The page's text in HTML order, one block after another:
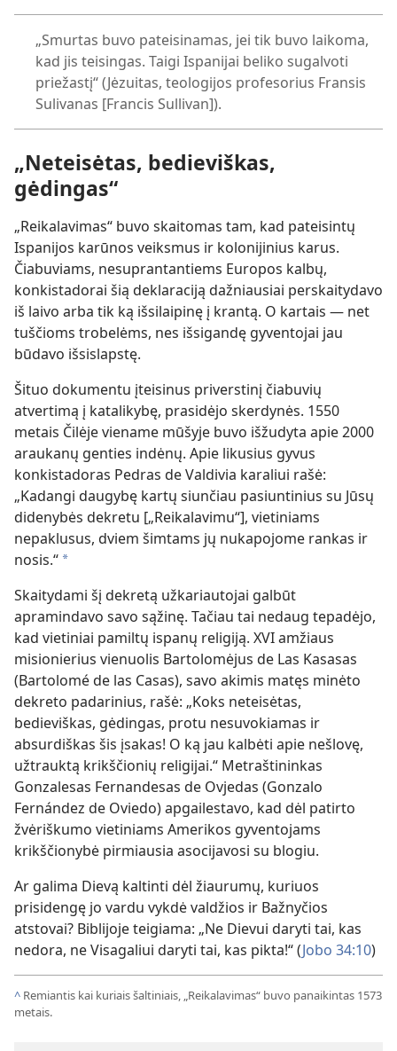
„Smurtas buvo pateisinamas, jei tik buvo laikoma,
kad jis teisingas. Taigi Ispanijai beliko sugalvoti
priežastį“ (Jėzuitas, teologijos profesorius Fransis
Sulivanas [Francis Sullivan]).
„Neteisėtas, bedieviškas,
gėdingas“
„Reikalavimas“ buvo skaitomas tam, kad pateisintų
Ispanijos karūnos veiksmus ir kolonijinius karus.
Čiabuviams, nesuprantantiems Europos kalbų,
konkistadorai šią deklaraciją dažniausiai perskaitydavo
iš laivo arba tik ką išsilaipinę į krantą. O kartais — net
tuščioms trobelėms, nes išsigandę gyventojai jau
būdavo išsislapstę.
Šituo dokumentu įteisinus priverstinį čiabuvių
atvertimą į katalikybę, prasidėjo skerdynės. 1550
metais Čilėje viename mūšyje buvo išžudyta apie 2000
araukanų genties indėnų. Apie likusius gyvus
konkistadoras Pedras de Valdivia karaliui rašė:
„Kadangi daugybę kartų siunčiau pasiuntinius su Jūsų
didenybės dekretu [„Reikalavimu“], vietiniams
nepaklusus, dviem šimtams jų nukapojome rankas ir
nosis.“ *
Skaitydami šį dekretą užkariautojai galbūt
apramindavo savo sąžinę. Tačiau tai nedaug tepadėjo,
kad vietiniai pamiltų ispanų religiją. XVI amžiaus
misionierius vienuolis Bartolomėjus de Las Kasasas
(Bartolomé de las Casas), savo akimis matęs minėto
dekreto padarinius, rašė: „Koks neteisėtas,
bedieviškas, gėdingas, protu nesuvokiamas ir
absurdiškas šis įsakas! O ką jau kalbėti apie nešlovę,
užtrauktą krikščionių religijai.“ Metraštininkas
Gonzalesas Fernandesas de Ovjedas (Gonzalo
Fernández de Oviedo) apgailestavo, kad dėl patirto
žvėriškumo vietiniams Amerikos gyventojams
krikščionybė pirmiausia asocijavosi su blogiu.
Ar galima Dievą kaltinti dėl žiaurumų, kuriuos
prisidengę jo vardu vykdė valdžios ir Bažnyčios
atstovai? Biblijoje teigiama: „Ne Dievui daryti tai, kas
nedora, ne Visagaliui daryti tai, kas pikta!“ (Jobo 34:10)
^ Remiantis kai kuriais šaltiniais, „Reikalavimas“ buvo panaikintas 1573
metais.